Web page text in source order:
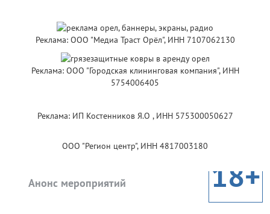
Реклама: ООО "Медиа Траст Орёл", ИНН 7107062130
Реклама: ООО "Городская клининговая компания", ИНН
5754006405
Реклама: ИП Костенников Я.О , ИНН 575300050627
ООО "Регион центр", ИНН 4817003180
Анонс мероприятий 18+